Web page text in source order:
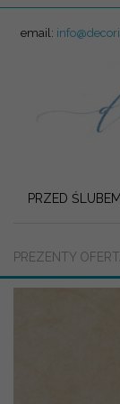
email:
PRZED ŚLUBEM
PREZENTY